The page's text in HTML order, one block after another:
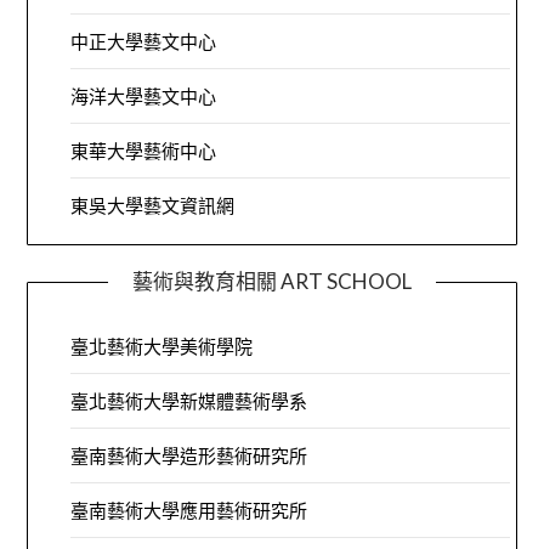
中正大學藝文中心
海洋大學藝文中心
東華大學藝術中心
東吳大學藝文資訊網
藝術與教育相關 ART SCHOOL
臺北藝術大學美術學院
臺北藝術大學新媒體藝術學系
臺南藝術大學造形藝術研究所
臺南藝術大學應用藝術研究所